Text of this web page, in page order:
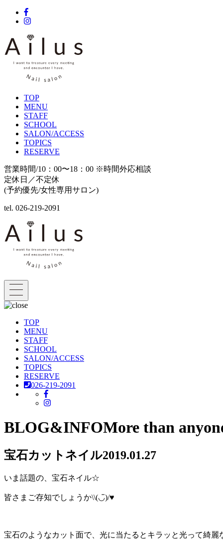
TOP
MENU
STAFF
SCHOOL
SALON/ACCESS
TOPICS
RESERVE
営業時間/10：00〜18：00 ※時間外応相談
定休日／不定休
(予約優先/女性専用サロン)
tel. 026-219-2091
TOP
MENU
STAFF
SCHOOL
SALON/ACCESS
TOPICS
RESERVE
026-219-2091
BLOG&INFOMore than
宝石カットネイル2019.01.27
いま話題の、宝石ネイル☆
皆さまご存知でしょうか\\(◡̈)/♥︎
宝石のようなカット面で、光に当たるとキラッと光って綺麗